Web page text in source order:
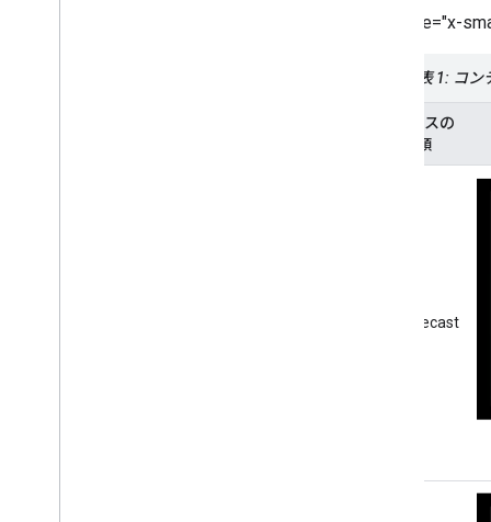
<ph type="x-
表 1: コ
デバイスの
種類
Chromecast